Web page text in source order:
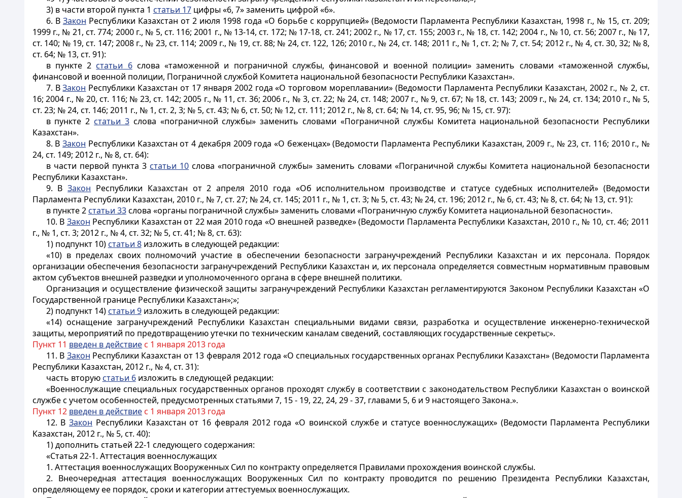
3) в части второй пункта 1 статьи 17цифры «6, 7» заменить цифрой «6».
6. В Закон Республики Казахстан от 2 июля 1998 года «О борьбе с коррупцией» (Ведомости Парламента Республики Казахстан, 1998 г., № 15, ст. 209;
1999 г., № 21, ст. 774; 2000 г., № 5, ст. 116; 2001 г., № 13-14, ст. 172; № 17-18, ст. 241; 2002 г., № 17, ст. 155; 2003 г., № 18, ст. 142; 2004 г., № 10, ст. 56; 2007 г., № 17,
ст. 140; № 19, ст. 147; 2008 г., № 23, ст. 114; 2009 г., № 19, ст. 88; № 24, ст. 122, 126; 2010 г., № 24, ст. 148; 2011 г., № 1, ст. 2; № 7, ст. 54; 2012 г., № 4, ст. 30, 32; № 8,
ст. 64; № 13, ст. 91):
в пункте 2 статьи 6слова «таможенной и пограничной службы, финансовой и военной полиции» заменить словами «таможенной службы,
финансовой и военной полиции, Пограничной службой Комитета национальной безопасности Республики Казахстан».
7. ВЗакон Республики Казахстан от 17 января 2002 года «О торговом мореплавании» (Ведомости Парламента Республики Казахстан, 2002 г., № 2, ст.
16; 2004 г., № 20, ст. 116; № 23, ст. 142; 2005 г., № 11, ст. 36; 2006 г., № 3, ст. 22; № 24, ст. 148; 2007 г., № 9, ст. 67; № 18, ст. 143; 2009 г., № 24, ст. 134; 2010 г., № 5,
ст. 23; № 24, ст. 146; 2011 г., № 1, ст. 2, 3; № 5, ст. 43; № 6, ст. 50; № 12, ст. 111; 2012 г., № 8, ст. 64; № 14, ст. 95, 96; № 15, ст. 97):
в пункте 2 статьи 3слова «пограничной службы» заменить словами «Пограничной службы Комитета национальной безопасности Республики
Казахстан».
8. ВЗакон Республики Казахстан от 4 декабря 2009 года «О беженцах» (Ведомости Парламента Республики Казахстан, 2009 г., № 23, ст. 116; 2010 г., №
24, ст. 149; 2012 г., № 8, ст. 64):
в части первой пункта 3 статьи 10 слова «пограничной службы» заменить словами «Пограничной службы Комитета национальной безопасности
Республики Казахстан».
9. ВЗакон Республики Казахстан от 2 апреля 2010 года «Об исполнительном производстве и статусе судебных исполнителей» (Ведомости
Парламента Республики Казахстан, 2010 г., № 7, ст. 27; № 24, ст. 145; 2011 г., № 1, ст. 3; № 5, ст. 43; № 24, ст. 196; 2012 г., № 6, ст. 43; № 8, ст. 64; № 13, ст. 91):
в пункте 2 статьи 33слова «органы пограничной службы» заменить словами «Пограничную службу Комитета национальной безопасности».
10. В Закон Республики Казахстан от 22 мая 2010 года «О внешней разведке» (Ведомости Парламента Республики Казахстан, 2010 г., № 10, ст. 46; 2011
г., № 1, ст. 3; 2012 г., № 4, ст. 32; № 5, ст. 41; № 8, ст. 63):
1) подпункт 10) статьи 8изложить в следующей редакции:
«10) в пределах своих полномочий участие в обеспечении безопасности загранучреждений Республики Казахстан и их персонала. Порядок
организации обеспечения безопасности загранучреждений Республики Казахстан и, их персонала определяется совместным нормативным правовым
актом субъектов внешней разведки и уполномоченного органа в сфере внешней политики.
Организация и осуществление физической защиты загранучреждений Республики Казахстан регламентируются Законом Республики Казахстан «О
Государственной границе Республики Казахстан»;»;
2) подпункт 14) статьи 9изложить в следующей редакции:
«14) оснащение загранучреждений Республики Казахстан специальными видами связи, разработка и осуществление инженерно-технической
защиты, мероприятий по предотвращению утечки по техническим каналам сведений, составляющих государственные секреты;».
Пункт 11 введен в действие с 1 января 2013 года
11. В Закон Республики Казахстан от 13 февраля 2012 года «О специальных государственных органах Республики Казахстан» (Ведомости Парламента
Республики Казахстан, 2012 г., № 4, ст. 31):
часть вторую статьи 6изложить в следующей редакции:
«Военнослужащие специальных государственных органов проходят службу в соответствии с законодательством Республики Казахстан о воинской
службе с учетом особенностей, предусмотренных статьями 7, 15 - 19, 22, 24, 29 - 37, главами 5, 6 и 9 настоящего Закона.».
Пункт 12 введен в действие с 1 января 2013 года
12. ВЗакон Республики Казахстан от 16 февраля 2012 года «О воинской службе и статусе военнослужащих» (Ведомости Парламента Республики
Казахстан, 2012 г., № 5, ст. 40):
1) дополнить статьей 22-1 следующего содержания:
«Статья 22-1. Аттестация военнослужащих
1. Аттестация военнослужащих Вооруженных Сил по контракту определяется Правилами прохождения воинской службы.
2. Внеочередная аттестация военнослужащих Вооруженных Сил по контракту проводится по решению Президента Республики Казахстан,
определяющему ее порядок, сроки и категории аттестуемых военнослужащих.